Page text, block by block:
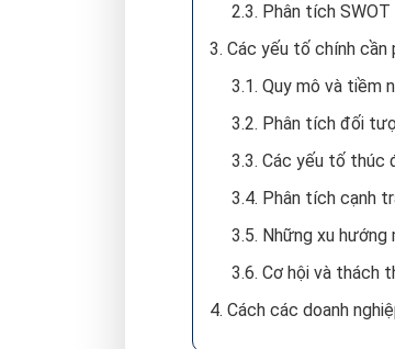
2.3. Phân tích SWOT
3. Các yếu tố chính
3.1. Quy mô và tiềm
3.2. Phân tích đối
3.3. Các yếu tố thúc
3.4. Phân tích cạnh
3.5. Những xu
3.6. Cơ hội và thách
4. Cách các doanh